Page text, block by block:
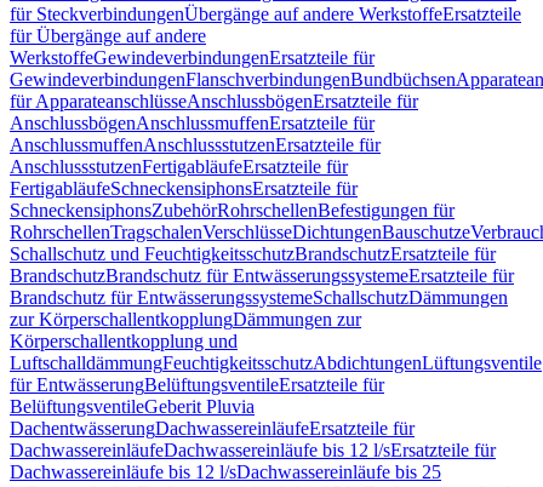
für SteckverbindungenÜbergänge auf andere WerkstoffeErsatzteile
für Übergänge auf andere
WerkstoffeGewindeverbindungenErsatzteile für
GewindeverbindungenFlanschverbindungenBundbüchsen
für ApparateanschlüsseAnschlussbögenErsatzteile für
AnschlussbögenAnschlussmuffenErsatzteile für
AnschlussmuffenAnschlussstutzenErsatzteile für
AnschlussstutzenFertigabläufeErsatzteile für
FertigabläufeSchneckensiphonsErsatzteile für
SchneckensiphonsZubehörRohrschellenBefestigungen für
RohrschellenTragschalenVerschlüsseDichtungenBauschutze
Schallschutz und FeuchtigkeitsschutzBrandschutzErsatzteile für
BrandschutzBrandschutz für EntwässerungssystemeErsatzteile für
Brandschutz für EntwässerungssystemeSchallschutzDämmungen
zur KörperschallentkopplungDämmungen zur
Körperschallentkopplung und
LuftschalldämmungFeuchtigkeitsschutzAbdichtungenLüftungsventile
für EntwässerungBelüftungsventileErsatzteile für
BelüftungsventileGeberit Pluvia
DachentwässerungDachwassereinläufeErsatzteile für
DachwassereinläufeDachwassereinläufe bis 12 l/sErsatzteile für
Dachwassereinläufe bis 12 l/sDachwassereinläufe bis 25